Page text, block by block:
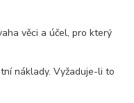
věci a účel, pro který
náklady. Vyžaduje-li to